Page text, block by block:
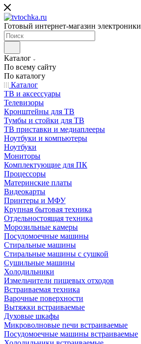
Готовый интернет-магазин электроники
Каталог
По всему сайту
По каталогу
Каталог
ТВ и аксессуары
Телевизоры
Кронштейны для ТВ
Тумбы и стойки для ТВ
ТВ приставки и медиаплееры
Ноутбуки и компьютеры
Ноутбуки
Мониторы
Комплектующие для ПК
Процессоры
Материнские платы
Видеокарты
Принтеры и МФУ
Крупная бытовая техника
Отдельностоящая техника
Морозильные камеры
Посудомоечные машины
Стиральные машины
Стиральные машины с сушкой
Сушильные машины
Холодильники
Измельчители пищевых отходов
Встраиваемая техника
Варочные поверхности
Вытяжки встраиваемые
Духовые шкафы
Микроволновые печи встраиваемые
Посудомоечные машины встраиваемые